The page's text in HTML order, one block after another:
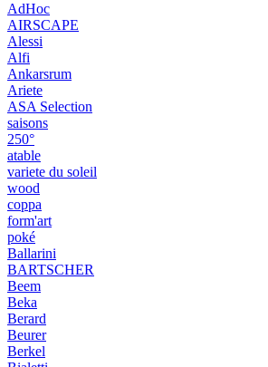
AdHoc
AIRSCAPE
Alessi
Alfi
Ankarsrum
Ariete
ASA Selection
saisons
250°
atable
variete du soleil
wood
coppa
form'art
poké
Ballarini
BARTSCHER
Beem
Beka
Berard
Beurer
Berkel